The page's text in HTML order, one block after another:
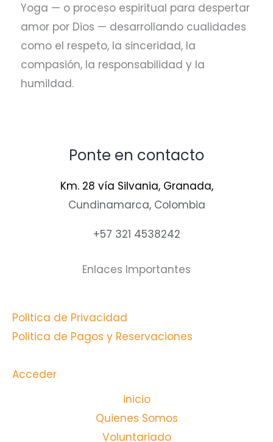
Yoga — o proceso espiritual para despertar
amor por Dios — desarrollando cualidades
como el respeto, la sinceridad, la
compasión, la responsabilidad y la
humildad.
Ponte en contacto
Km. 28 vía Silvania, Granada,
Cundinamarca, Colombia
+57 321 4538242
Enlaces Importantes
Politica de Privacidad
Politica de Pagos y Reservaciones
Acceder
inicio
Quienes Somos
Voluntariado